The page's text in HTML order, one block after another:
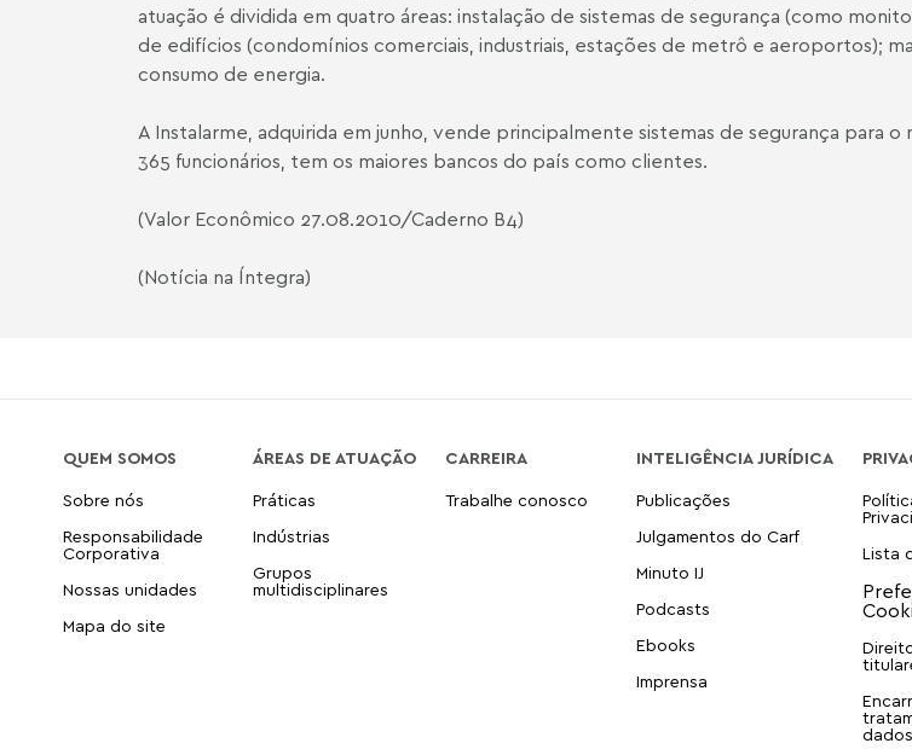
atuação é dividida em quatro áreas: instalação de sistemas de segurança (como
de edifícios (condomínios comerciais, industriais, estações de metrô e aeroportos);
consumo de energia.
A Instalarme, adquirida em junho, vende principalmente sistemas de segurança para
365 funcionários, tem os maiores bancos do país como clientes.
(Valor Econômico 27.08.2010/Caderno B4)
(Notícia na Íntegra)
QUEM SOMOS
Sobre nós
Responsabilidade
Corporativa
Nossas unidades
Mapa do site
ÁREAS DE ATUAÇÃO
Práticas
Indústrias
Grupos
multidisciplinares
CARREIRA
Trabalhe conosco
INTELIGÊNCIA JURÍDICA
Publicações
Julgamentos do Carf
Minuto IJ
Podcasts
Ebooks
Imprensa
Lista